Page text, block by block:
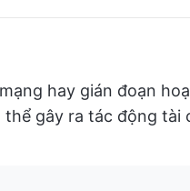
hay gián đoạn
gây ra tác động tài